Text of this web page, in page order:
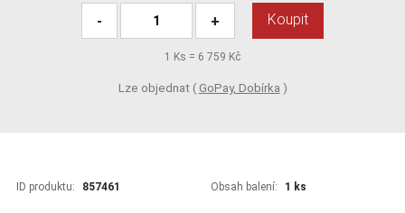
- + Koupit
1 Ks = 6 759 Kč
Lze objednat ( GoPay, Dobírka )
ID produktu: 857461 Obsah balení: 1 ks